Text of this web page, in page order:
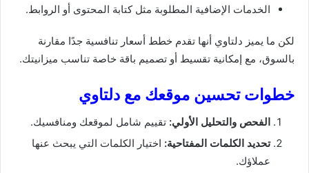
الخدمات الإضافية المطلوبة مثل كتابة المحتوى أو الروابط.
لكن ما يميز دلتاوي أنها تقدم خطط أسعار تنافسية جدًا مقارنة
بالسوق، مع إمكانية تقسيط أو تصميم باقة خاصة تناسب ميزانيتك.
خطوات تحسين موقعك مع دلتاوي
الفحص والتحليل الأولي: تقييم شامل لموقعك ومنافسيك.
تحديد الكلمات المفتاحية: اختيار الكلمات التي يبحث عنها
عملاؤك.